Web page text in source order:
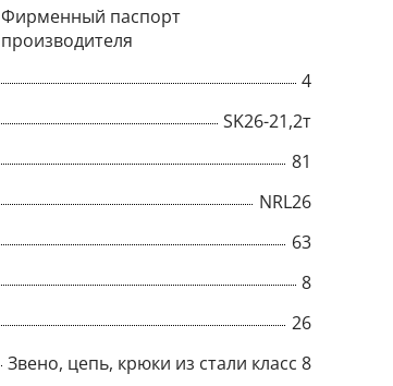
Фирменный паспорт
производителя
4
SK26-21,2т
81
NRL26
63
8
26
Звено, цепь, крюки из стали класс 8
Popup
Title
Popup Content